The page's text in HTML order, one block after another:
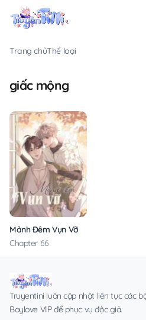
Trang chủThể loại
giấc mộng
Mảnh Đêm Vụn Vỡ
Chapter 66
Truyentini luôn cập nhật liên tục các
Boylove VIP để phục vụ độc giả.